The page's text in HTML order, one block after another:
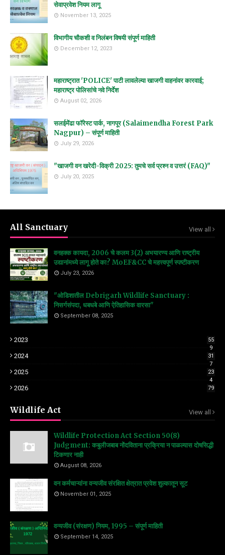
सेवाप्रवेश नियम लागू
November 13, 2025
विभागीय चौकशी व निलंबन विषयी संपूर्ण माहिती
December 12, 2023
महाराष्ट्रात 'POLICE' पाटी लावलेल्या खाजगी वाहनांवर कारवाई;
महाराष्ट्र पोलिसांचे नवे निर्देश
August 02, 2026
सलईमेंढा फॉरेस्ट पार्क, नागपूर (Salaimendha Forest Park
Nagpur) – संपूर्ण माहिती
July 29, 2026
"खाजगी वन खरेदी-विक्री 2025: तुमचे सर्व प्रश्न व उत्तरं (FAQ)"
July 20, 2025
All Sanctuary View all
वनहक्क कायदा, 2006 चे कलम 3(2) अभयारण्य आणि राष्ट्रीय
उद्यानांमध्ये लागू होते का? MoEF&CC चे महत्त्वपूर्ण स्पष्टीकरण
July 23, 2026
"ओडिशातील Debrigarh Wildlife Sanctuary :
निसर्गसंपदा, धबधबे आणि ऐतिहासिक वारसा"
September 08, 2025
2023
55
9
2024
31
7
2025
23
4
2026 79
Wildlife Act View all
Wildlife Protection Act Section 50(8)
Judgment: कबुलीजबाब नोंदविताना प्रक्रिया न पाळल्यास दोषसिद्धी
टिकणार नाही
August 08, 2026
वन कर्मचाऱ्यांना वन्यजीव संरक्षित क्षेत्रात प्रवेश शुल्कातून सूट
November 01, 2025
वन्यजीव (संरक्षण) नियम, 1995 – संपूर्ण माहिती
September 14, 2025